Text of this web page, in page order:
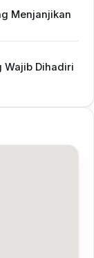
Menjanjikan
Wajib Dihadiri